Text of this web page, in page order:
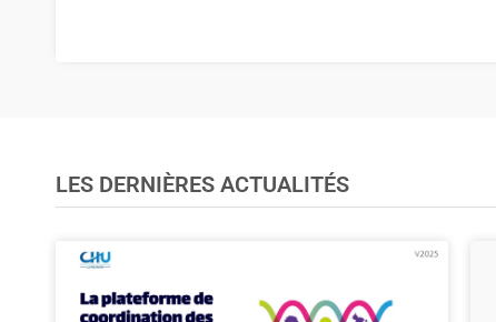
LES DERNIÈRES ACTUALITÉS